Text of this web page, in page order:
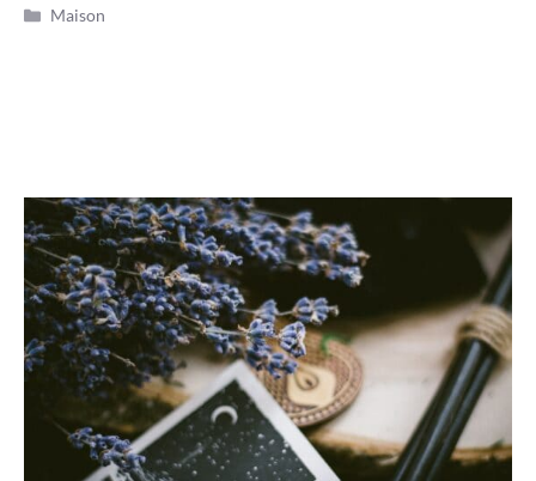
Catégories
Maison